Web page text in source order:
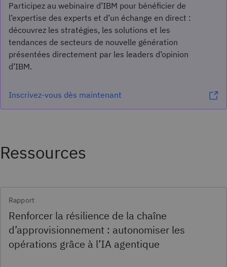
Participez au webinaire d’IBM pour bénéficier de
l’expertise des experts et d’un échange en direct :
découvrez les stratégies, les solutions et les
tendances de secteurs de nouvelle génération
présentées directement par les leaders d’opinion
d’IBM.
Inscrivez-vous dès maintenant
Ressources
Rapport
Renforcer la résilience de la chaîne
d’approvisionnement : autonomiser les
opérations grâce à l’IA agentique